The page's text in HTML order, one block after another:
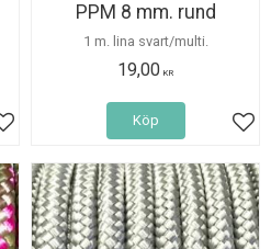
Lägg till i favoriter
PPM 8 mm. rund
1 m. lina svart/multi.
19,00 KR
Köp